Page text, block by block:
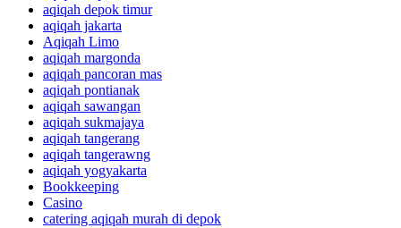
aqiqah depok timur
aqiqah jakarta
Aqiqah Limo
aqiqah margonda
aqiqah pancoran mas
aqiqah pontianak
aqiqah sawangan
aqiqah sukmajaya
aqiqah tangerang
aqiqah tangerawng
aqiqah yogyakarta
Bookkeeping
Casino
catering aqiqah murah di depok